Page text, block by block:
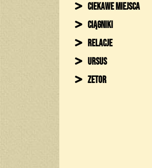
Ciekawe miejsca
Ciągniki
Relacje
Ursus
Zetor